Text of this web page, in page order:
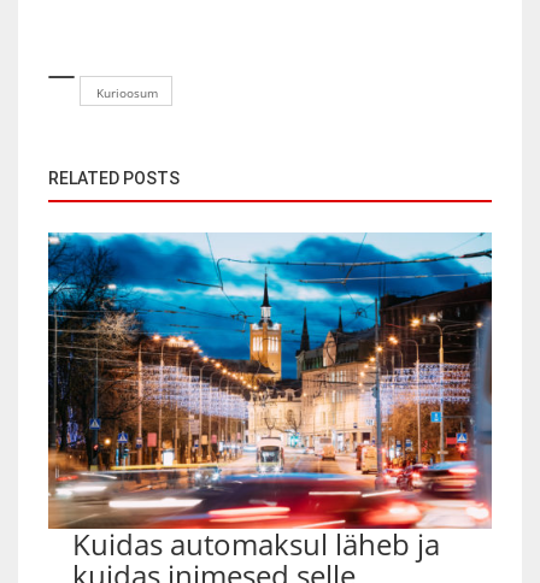
Kurioosum
RELATED POSTS
Kuidas automaksul läheb ja
kuidas inimesed selle